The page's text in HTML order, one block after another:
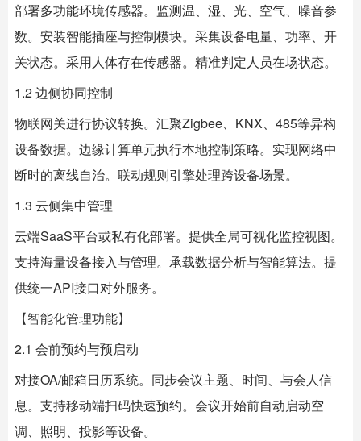
部署多功能环境传感器。监测温、湿、光、空气、噪音参
数。安装智能插座与控制模块。采集设备电量、功率、开
关状态。采用人体存在传感器。精准判定人员在场状态。
1.2 边侧协同控制
物联网关进行协议转换。汇聚Zigbee、KNX、485等异构
设备数据。边缘计算单元执行本地控制策略。实现网络中
断时的离线自治。联动规则引擎处理跨设备场景。
1.3 云侧集中管理
云端SaaS平台或私有化部署。提供全局可视化监控视图。
支持海量设备接入与管理。承载数据分析与智能算法。提
供统一API接口对外服务。
【智能化管理功能】
2.1 会前预约与预启动
对接OA/邮箱日历系统。同步会议主题、时间、与会人信
息。支持移动端扫码快速预约。会议开始前自动启动空
调、照明、投影等设备。